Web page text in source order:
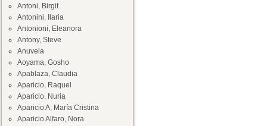
Antoni, Birgit
Antonini, Ilaria
Antonioni, Eleanora
Antony, Steve
Anuvela
Aoyama, Gosho
Apablaza, Claudia
Aparicio, Raquel
Aparicio, Nuria
Aparicio A, María Cristina
Aparicio Alfaro, Nora